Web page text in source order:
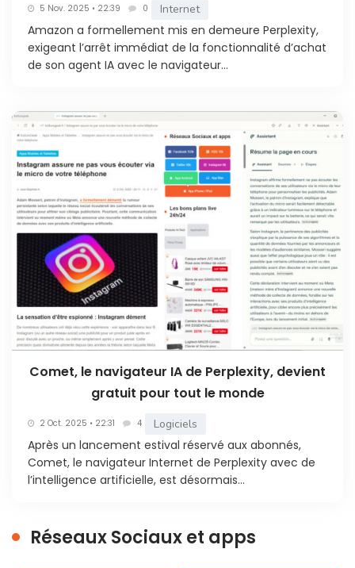
5 Nov. 2025 • 22:39 0 Internet
Amazon a formellement mis en demeure Perplexity,
exigeant l’arrêt immédiat de la fonctionnalité d’achat
de son agent IA avec le navigateur...
Comet, le navigateur IA de Perplexity, devient
gratuit pour tout le monde
2 Oct. 2025 • 22:31 4 Logiciels
Après un lancement estival réservé aux abonnés,
Comet, le navigateur Internet de Perplexity avec de
l’intelligence artificielle, est désormais...
Réseaux Sociaux et apps